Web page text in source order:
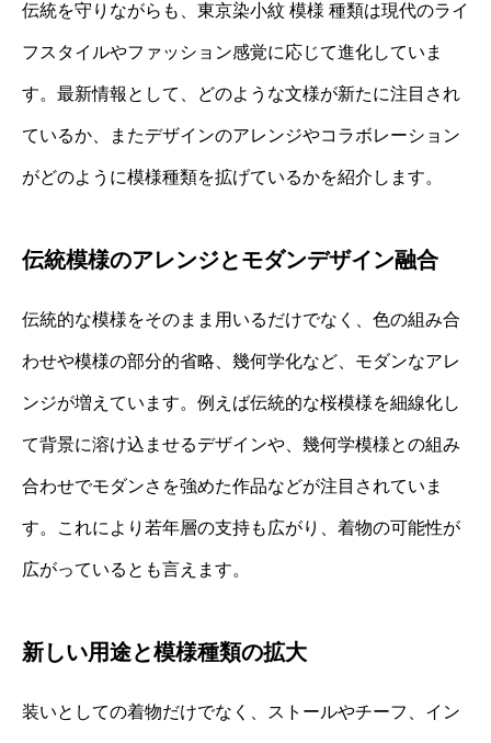
伝統を守りながらも、東京染小紋 模様 種類は現代のライ
フスタイルやファッション感覚に応じて進化していま
す。最新情報として、どのような文様が新たに注目され
ているか、またデザインのアレンジやコラボレーション
がどのように模様種類を拡げているかを紹介します。
伝統模様のアレンジとモダンデザイン融合
伝統的な模様をそのまま用いるだけでなく、色の組み合
わせや模様の部分的省略、幾何学化など、モダンなアレ
ンジが増えています。例えば伝統的な桜模様を細線化し
て背景に溶け込ませるデザインや、幾何学模様との組み
合わせでモダンさを強めた作品などが注目されていま
す。これにより若年層の支持も広がり、着物の可能性が
広がっているとも言えます。
新しい用途と模様種類の拡大
装いとしての着物だけでなく、ストールやチーフ、イン